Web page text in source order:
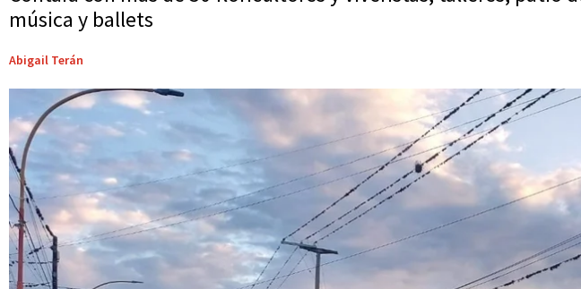
música y ballets
Abigail Terán